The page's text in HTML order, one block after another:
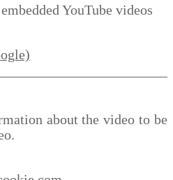
YouTube videos
about the video to be